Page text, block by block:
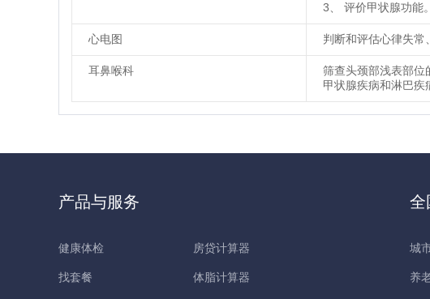
3、 评价甲状腺功能。
心电图 判断和评估心律失常
耳鼻喉科
筛查头颈部浅表部位
甲状腺疾病和淋巴疾
产品与服务
健康体检
找套餐
房贷计算器
体脂计算器
全
城
养